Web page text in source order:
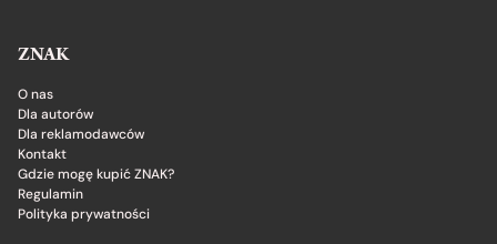
ZNAK
O nas
Dla autorów
Dla reklamodawców
Kontakt
Gdzie mogę kupić ZNAK?
Regulamin
Polityka prywatności